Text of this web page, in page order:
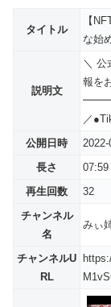
タイトル
【
な始
説明文
＼ 公
報を
／
公開日時
長さ
07:59
再生回数
32
チャンネル
名
みぃ
チャンネルU
RL